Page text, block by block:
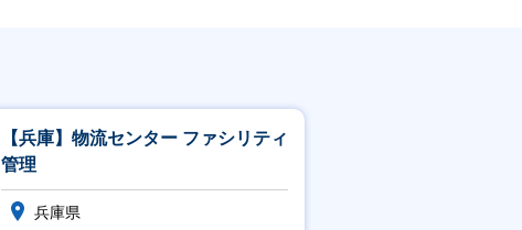
【兵庫】物流センター ファシリティ
管理
兵庫県